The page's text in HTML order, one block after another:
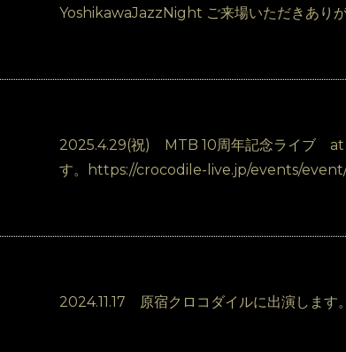
YoshikawaJazzNight ご来場いただきありが
2025.4.29(祝) MTB 10周年記念ライブ at
す。https://crocodile-live.jp/events/
2024.11.17 原宿クロコダイルに出演しま